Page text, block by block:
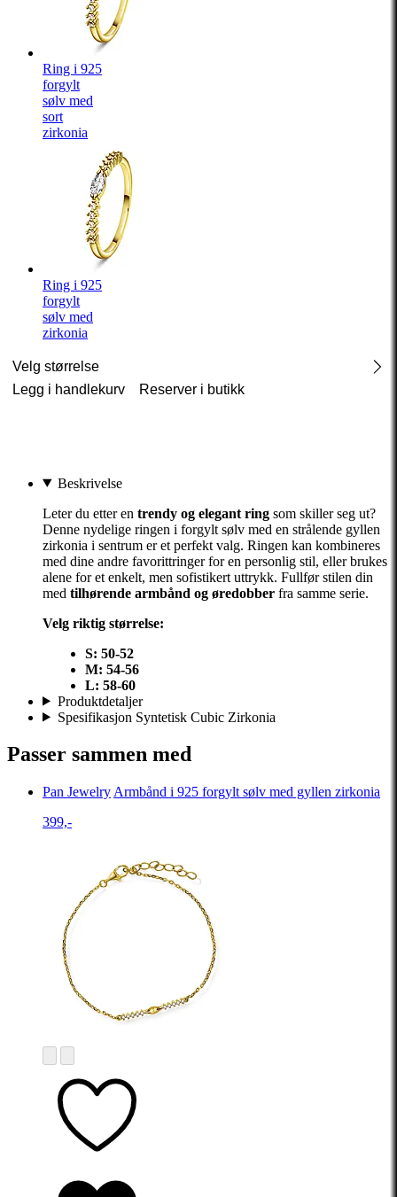
Ring i 925
forgylt
sølv med
sort
zirkonia
Ring i 925
forgylt
sølv med
zirkonia
Velg størrelse
Legg i handlekurv
Reserver i butikk
Beskrivelse
Leter du etter en trendy og elegant ring som skiller seg ut?
Denne nydelige ringen i forgylt sølv med en strålende gyllen
zirkonia i sentrum er et perfekt valg. Ringen kan kombineres
med dine andre favorittringer for en personlig stil, eller brukes
alene for et enkelt, men sofistikert uttrykk. Fullfør stilen din
med tilhørende armbånd og øredobber fra samme serie.
Velg riktig størrelse:
S: 50-52
M: 54-56
L: 58-60
Produktdetaljer
Spesifikasjon Syntetisk Cubic Zirkonia
Passer sammen med
Pan Jewelry Armbånd i 925 forgylt sølv med gyllen zirkonia
399,-